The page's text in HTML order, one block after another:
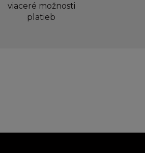
viaceré možnosti
platieb